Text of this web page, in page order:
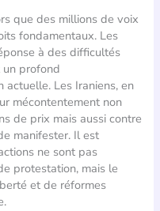
que des millions de voix
fondamentaux. Les
à des difficultés
un profond
Les Iraniens, en
mécontentement non
de prix mais aussi contre
manifester. Il est
ne sont pas
protestation, mais le
et de réformes